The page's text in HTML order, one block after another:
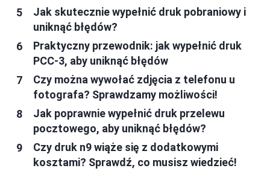
Jak skutecznie wypełnić druk pobraniowy i
uniknąć błędów?
Praktyczny przewodnik: jak wypełnić druk
PCC-3, aby uniknąć błędów
Czy można wywołać zdjęcia z telefonu u
fotografa? Sprawdzamy możliwości!
Jak poprawnie wypełnić druk przelewu
pocztowego, aby uniknąć błędów?
Czy druk n9 wiąże się z dodatkowymi
kosztami? Sprawdź, co musisz wiedzieć!